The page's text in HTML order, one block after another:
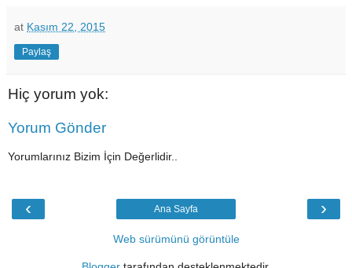
at Kasım 22, 2015
Paylaş
Hiç yorum yok:
Yorum Gönder
Yorumlarınız Bizim İçin Değerlidir..
‹ ›
Ana Sayfa
Web sürümünü görüntüle